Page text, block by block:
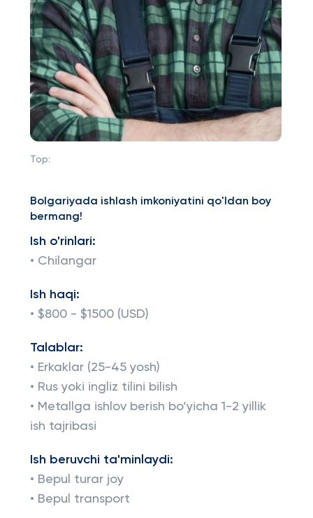
Top:
Bolgariyada ishlash imkoniyatini qo'ldan boy
bermang!
Ish o'rinlari:
• Chilangar
Ish haqi:
• $800 - $1500 (USD)
Talablar:
• Erkaklar (25-45 yosh)
• Rus yoki ingliz tilini bilish
• Metallga ishlov berish bo‘yicha 1-2 yillik
ish tajribasi
Ish beruvchi ta'minlaydi:
• Bepul turar joy
• Bepul transport